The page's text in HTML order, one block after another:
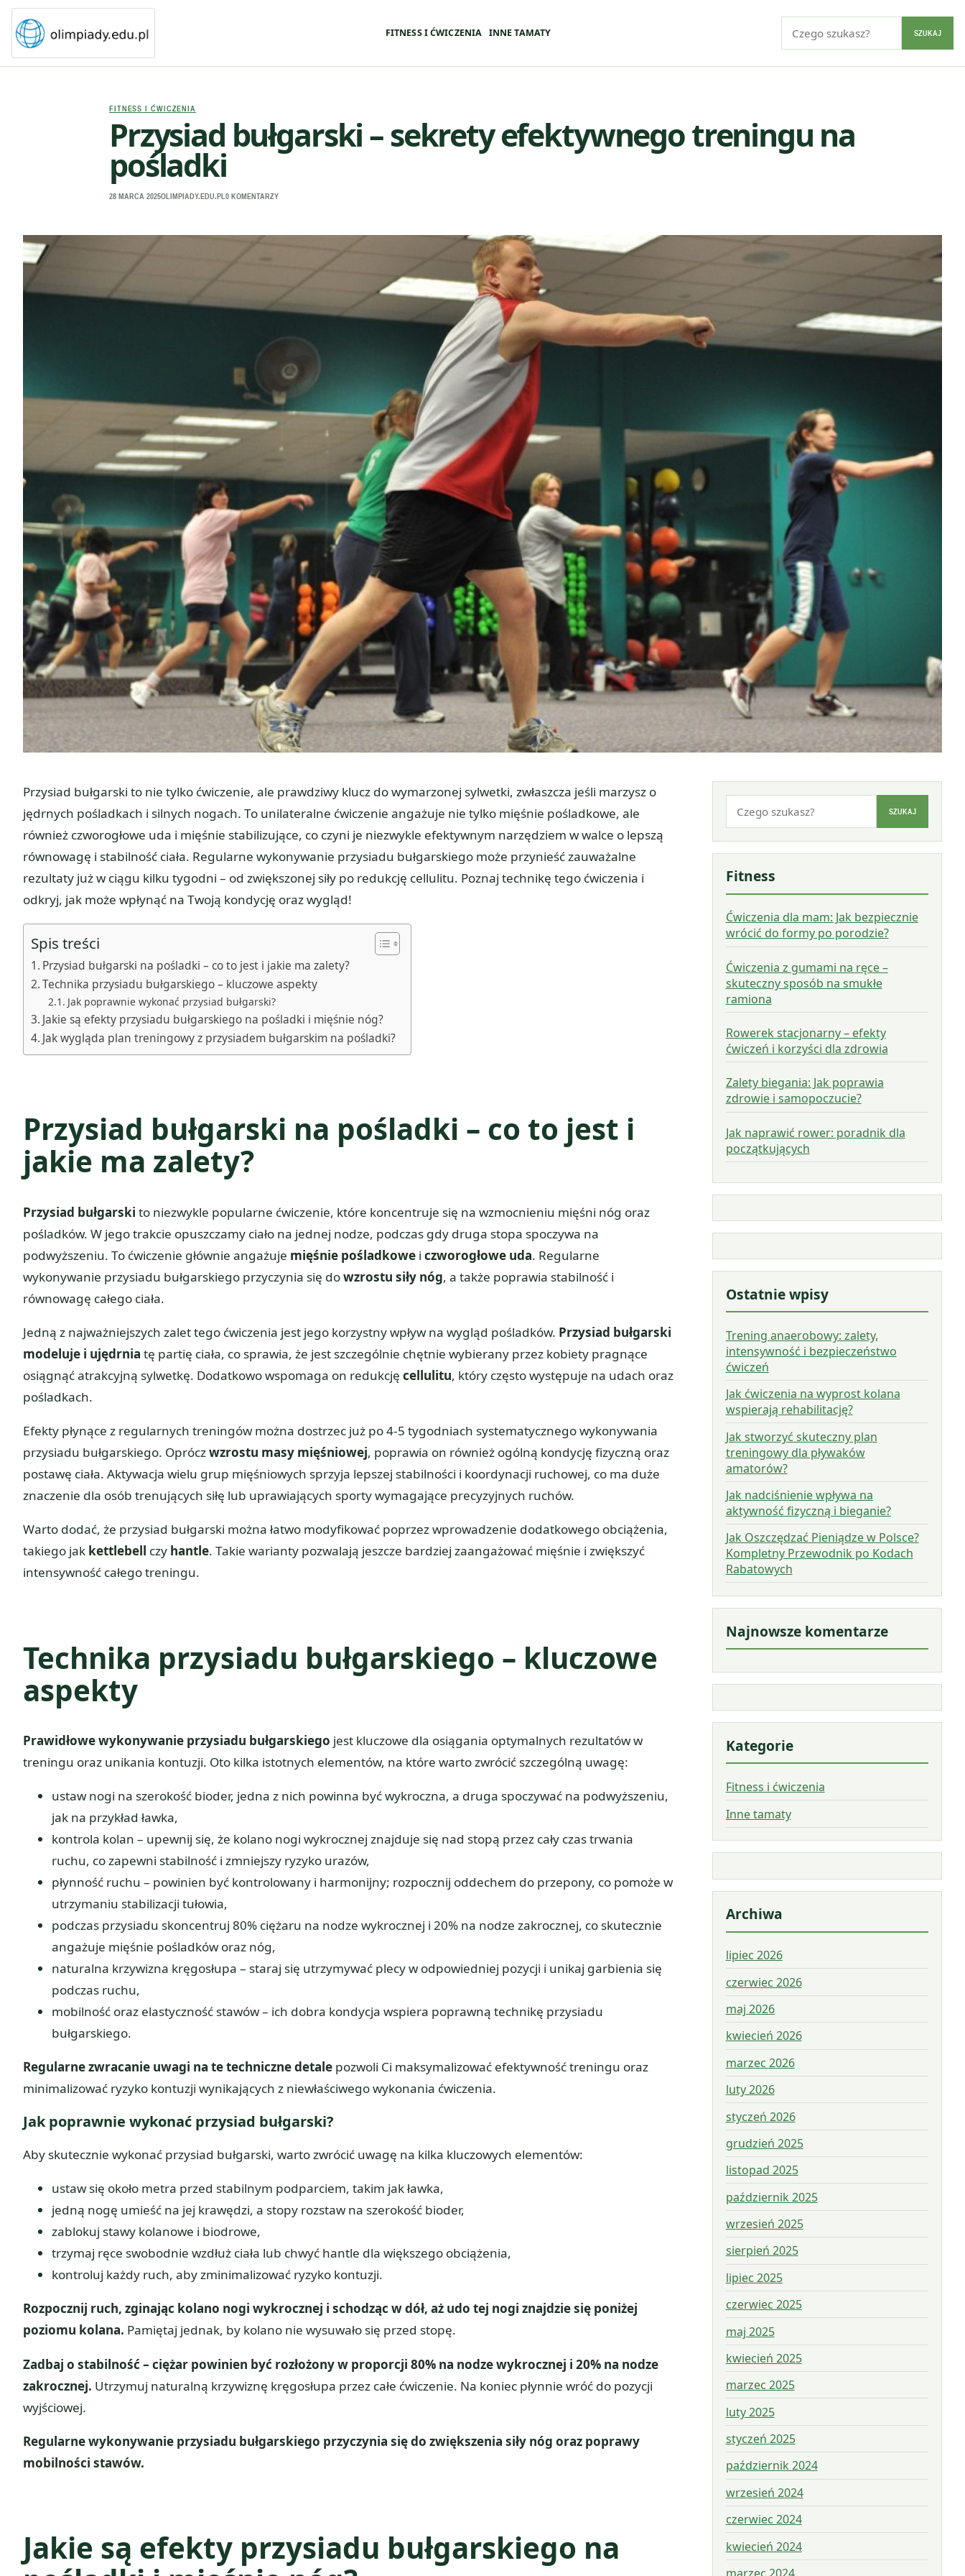
FITNESS I ĆWICZENIA INNE TAMATY SZUKAJ
FITNESS I ĆWICZENIA
Przysiad bułgarski – sekrety efektywnego treningu na
pośladki
28 MARCA 2025OLIMPIADY.EDU.PL 0 KOMENTARZY
Przysiad bułgarski to nie tylko ćwiczenie, ale prawdziwy klucz do wymarzonej sylwetki, zwłaszcza jeśli marzysz o
jędrnych pośladkach i silnych nogach. To unilateralne ćwiczenie angażuje nie tylko mięśnie pośladkowe, ale
również czworogłowe uda i mięśnie stabilizujące, co czyni je niezwykle efektywnym narzędziem w walce o lepszą
równowagę i stabilność ciała. Regularne wykonywanie przysiadu bułgarskiego może przynieść zauważalne
rezultaty już w ciągu kilku tygodni – od zwiększonej siły po redukcję cellulitu. Poznaj technikę tego ćwiczenia i
odkryj, jak może wpłynąć na Twoją kondycję oraz wygląd!
Spis treści
Przysiad bułgarski na pośladki – co to jest i jakie ma zalety?
Technika przysiadu bułgarskiego – kluczowe aspekty
Jak poprawnie wykonać przysiad bułgarski?
Jakie są efekty przysiadu bułgarskiego na pośladki i mięśnie nóg?
Jak wygląda plan treningowy z przysiadem bułgarskim na pośladki?
Przysiad bułgarski na pośladki – co to jest i
jakie ma zalety?
Przysiad bułgarski to niezwykle popularne ćwiczenie, które koncentruje się na wzmocnieniu mięśni nóg oraz
pośladków. W jego trakcie opuszczamy ciało na jednej nodze, podczas gdy druga stopa spoczywa na
podwyższeniu. To ćwiczenie głównie angażuje mięśnie pośladkowe i czworogłowe uda. Regularne
wykonywanie przysiadu bułgarskiego przyczynia się dowzrostu siły nóg, a także poprawia stabilność i
równowagę całego ciała.
Jedną z najważniejszych zalet tego ćwiczenia jest jego korzystny wpływ na wygląd pośladków. Przysiad bułgarski
modeluje i ujędrnia tę partię ciała, co sprawia, że jest szczególnie chętnie wybierany przez kobiety pragnące
osiągnąć atrakcyjną sylwetkę. Dodatkowo wspomaga on redukcję cellulitu, który często występuje na udach oraz
pośladkach.
Efekty płynące z regularnych treningów można dostrzec już po 4-5 tygodniach systematycznego wykonywania
przysiadu bułgarskiego. Opróczwzrostu masy mięśniowej, poprawia on również ogólną kondycję fizyczną oraz
postawę ciała. Aktywacja wielu grup mięśniowych sprzyja lepszej stabilności i koordynacji ruchowej, co ma duże
znaczenie dla osób trenujących siłę lub uprawiających sporty wymagające precyzyjnych ruchów.
Warto dodać, że przysiad bułgarski można łatwo modyfikować poprzez wprowadzenie dodatkowego obciążenia,
takiego jak kettlebell czy hantle. Takie warianty pozwalają jeszcze bardziej zaangażować mięśnie i zwiększyć
intensywność całego treningu.
Technika przysiadu bułgarskiego – kluczowe
aspekty
Prawidłowe wykonywanie przysiadu bułgarskiego jest kluczowe dla osiągania optymalnych rezultatów w
treningu oraz unikania kontuzji. Oto kilka istotnych elementów, na które warto zwrócić szczególną uwagę:
ustaw nogi na szerokość bioder, jedna z nich powinna być wykroczna, a druga spoczywać na podwyższeniu,
jak na przykład ławka,
kontrola kolan – upewnij się, że kolano nogi wykrocznej znajduje się nad stopą przez cały czas trwania
ruchu, co zapewni stabilność i zmniejszy ryzyko urazów,
płynność ruchu – powinien być kontrolowany i harmonijny; rozpocznij oddechem do przepony, co pomoże w
utrzymaniu stabilizacji tułowia,
podczas przysiadu skoncentruj 80% ciężaru na nodze wykrocznej i 20% na nodze zakrocznej, co skutecznie
angażuje mięśnie pośladków oraz nóg,
naturalna krzywizna kręgosłupa – staraj się utrzymywać plecy w odpowiedniej pozycji i unikaj garbienia się
podczas ruchu,
mobilność oraz elastyczność stawów – ich dobra kondycja wspiera poprawną technikę przysiadu
bułgarskiego.
Regularne zwracanie uwagi na te techniczne detale pozwoli Ci maksymalizować efektywność treningu oraz
minimalizować ryzyko kontuzji wynikających z niewłaściwego wykonania ćwiczenia.
Jak poprawnie wykonać przysiad bułgarski?
Aby skutecznie wykonać przysiad bułgarski, warto zwrócić uwagę na kilka kluczowych elementów:
ustaw się około metra przed stabilnym podparciem, takim jak ławka,
jedną nogę umieść na jej krawędzi, a stopy rozstaw na szerokość bioder,
zablokuj stawy kolanowe i biodrowe,
trzymaj ręce swobodnie wzdłuż ciała lub chwyć hantle dla większego obciążenia,
kontroluj każdy ruch, aby zminimalizować ryzyko kontuzji.
Rozpocznij ruch, zginając kolano nogi wykrocznej i schodząc w dół, aż udo tej nogi znajdzie się poniżej
poziomu kolana. Pamiętaj jednak, by kolano nie wysuwało się przed stopę.
Zadbaj o stabilność – ciężar powinien być rozłożony w proporcji 80% na nodze wykrocznej i 20% na nodze
zakrocznej. Utrzymuj naturalną krzywiznę kręgosłupa przez całe ćwiczenie. Na koniec płynnie wróć do pozycji
wyjściowej.
Regularne wykonywanie przysiadu bułgarskiego przyczynia się do zwiększenia siły nóg oraz poprawy
mobilności stawów.
Jakie są efekty przysiadu bułgarskiego na
SZUKAJ
Fitness
Ćwiczenia dla mam: Jak bezpiecznie
wrócić do formy po porodzie?
Ćwiczenia z gumami na ręce –
skuteczny sposób na smukłe
ramiona
Rowerek stacjonarny – efekty
ćwiczeń i korzyści dla zdrowia
Zalety biegania: Jak poprawia
zdrowie i samopoczucie?
Jak naprawić rower: poradnik dla
początkujących
Ostatnie wpisy
Trening anaerobowy: zalety,
intensywność i bezpieczeństwo
ćwiczeń
Jak ćwiczenia na wyprost kolana
wspierają rehabilitację?
Jak stworzyć skuteczny plan
treningowy dla pływaków
amatorów?
Jak nadciśnienie wpływa na
aktywność fizyczną i bieganie?
Jak Oszczędzać Pieniądze w Polsce?
Kompletny Przewodnik po Kodach
Rabatowych
Najnowsze komentarze
Kategorie
Fitness i ćwiczenia
Inne tamaty
Archiwa
lipiec 2026
czerwiec 2026
maj 2026
kwiecień 2026
marzec 2026
luty 2026
styczeń 2026
grudzień 2025
listopad 2025
październik 2025
wrzesień 2025
sierpień 2025
lipiec 2025
czerwiec 2025
maj 2025
kwiecień 2025
marzec 2025
luty 2025
styczeń 2025
październik 2024
wrzesień 2024
czerwiec 2024
kwiecień 2024